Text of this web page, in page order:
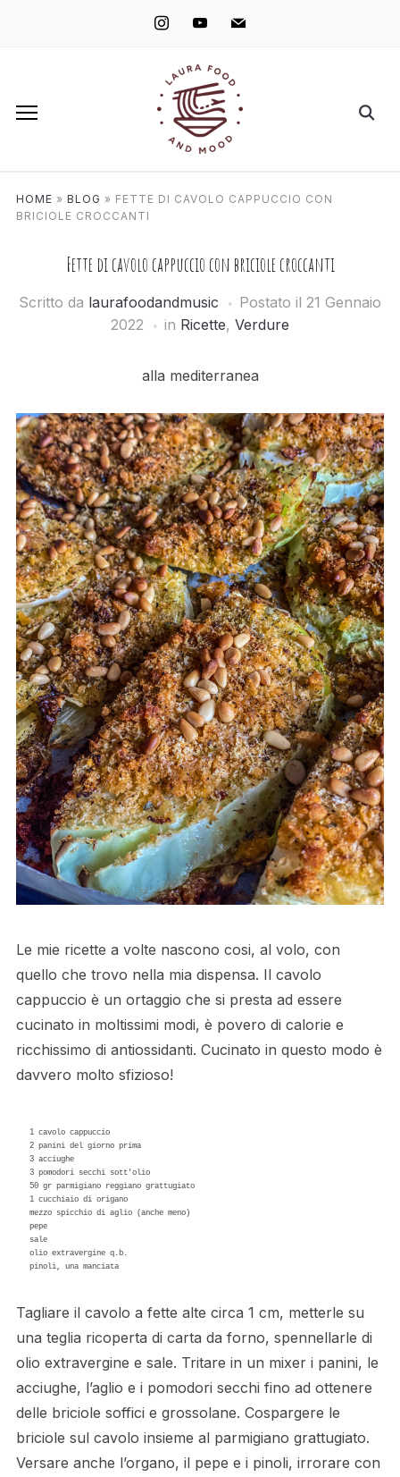
instagramyoutube mail
HOME » BLOG » FETTE DI CAVOLO CAPPUCCIO CON
BRICIOLE CROCCANTI
Fette di cavolo cappuccio con briciole croccanti
Scritto da laurafoodandmusic Postato il 21 Gennaio
2022
in Ricette, Verdure
alla mediterranea
Le mie ricette a volte nascono cosi, al volo, con
quello che trovo nella mia dispensa. Il cavolo
cappuccio è un ortaggio che si presta ad essere
cucinato in moltissimi modi, è povero di calorie e
ricchissimo di antiossidanti. Cucinato in questo modo è
davvero molto sfizioso!
1 cavolo cappuccio
2 panini del giorno prima
3 acciughe
3 pomodori secchi sott'olio
50 gr parmigiano reggiano grattugiato
1 cucchiaio di origano
mezzo spicchio di aglio (anche meno)
pepe
sale
olio extravergine q.b.
pinoli, una manciata
Tagliare il cavolo a fette alte circa 1 cm, metterle su
una teglia ricoperta di carta da forno, spennellarle di
olio extravergine e sale. Tritare in un mixer i panini, le
acciughe, l’aglio e i pomodori secchi fino ad ottenere
delle briciole soffici e grossolane. Cospargere le
briciole sul cavolo insieme al parmigiano grattugiato.
Versare anche l’organo, il pepe e i pinoli, irrorare con